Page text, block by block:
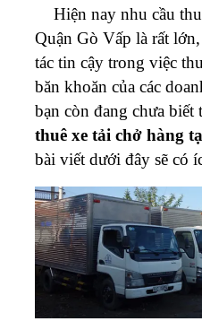
Hiện nay nhu cầu
Quận Gò Vấp là rất
tác tin cậy trong việc
băn khoăn của các
bạn còn đang chưa biết
thuê xe tải chở hàng
bài viết dưới đây sẽ có